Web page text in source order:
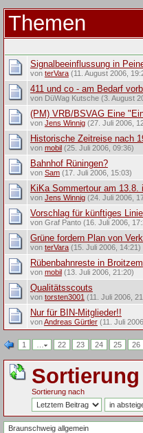
Themen
Signalbeeinflussung in
von terVara(11. August 2006,
411 und co - am Bedarf
von DüWag Kutsche (3. August
(PM) VRB/BSVAG Eine
von Jens Winnig(27. Juli 2006,
Historische Zeitreise nach
von mobil (25. Juli 2006, 09:36)
Bahnhof Rüningen?
von Sam(17. Juli 2006, 15:03)
KiKa Sommertour am 13.8.
von Jens Winnig(24. Juli 2006,
Vorschlag für künftiges
von Graf Panto (16. Juli 2006,
Grüne fordern Plan von
von terVara(15. Juli 2006, 14:21)
Rübenbahnreste in Broitzem
von mobil (13. Juli 2006, 21:20)
Qualitätsscouts
von torsten3001(11. Juli 2006,
Nur für BIN-Mitglieder!!
vonAndreas Gürtler(11. Juli
1 22 23 24 25 26
Sortierung nach